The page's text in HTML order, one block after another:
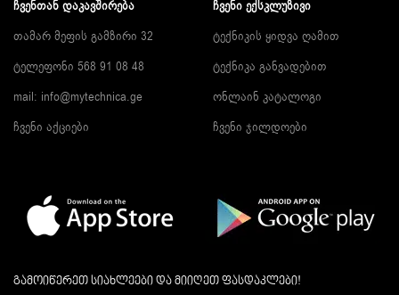
ᲩᲕᲔᲜᲗᲐᲜ ᲓᲐᲙᲐᲕᲨᲘᲠᲔᲑᲐ
თამარ მეფის გამზირი 32
ტელეფონი 568 91 08 48
mail: info@mytechnica.ge
ჩვენი აქციები
ᲩᲕᲔᲜᲘ ᲔᲥᲡᲙᲚᲣᲖᲘᲕᲘ
ტექნიკის ყიდვა ღამით
ტექნიკა განვადებით
ონლაინ კატალოგი
ჩვენი ჯილდოები
გამოიწერეთ სიახლეები და მიიღეთ ფასდაკლები!